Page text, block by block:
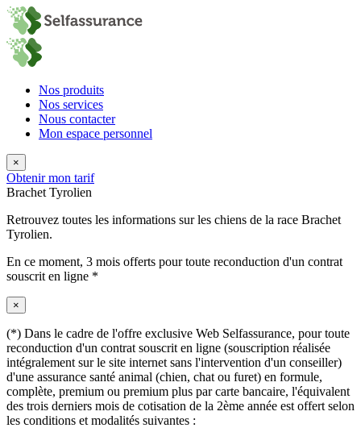
Nos produits
Nos services
Nous contacter
Mon espace personnel
×
Obtenir mon tarif
Brachet Tyrolien
Retrouvez toutes les informations sur les chiens de la race Brachet
Tyrolien.
En ce moment, 3 mois offerts pour toute reconduction d'un contrat
souscrit en ligne *
×
(*) Dans le cadre de l'offre exclusive Web Selfassurance, pour toute
reconduction d'un contrat souscrit en ligne (souscription réalisée
intégralement sur le site internet sans l'intervention d'un conseiller)
d'une assurance santé animal (chien, chat ou furet) en formule,
complète, premium ou premium plus par carte bancaire, l'équivalent
des trois derniers mois de cotisation de la 2ème année est offert selon
les conditions et modalités suivantes :